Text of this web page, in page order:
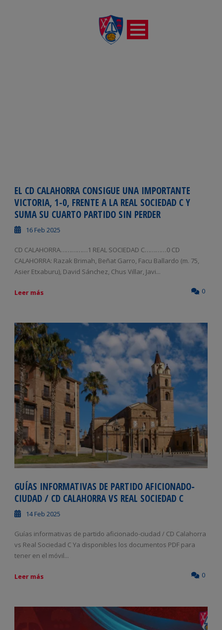
EL CD CALAHORRA CONSIGUE UNA IMPORTANTE
VICTORIA, 1-0, FRENTE A LA REAL SOCIEDAD C Y
SUMA SU CUARTO PARTIDO SIN PERDER
16 Feb 2025
CD CALAHORRA……………1 REAL SOCIEDAD C…………0 CD
CALAHORRA: Razak Brimah, Beñat Garro, Facu Ballardo (m. 75,
Asier Etxaburu), David Sánchez, Chus Villar, Javi...
Leer más 0
GUÍAS INFORMATIVAS DE PARTIDO AFICIONADO-
CIUDAD / CD CALAHORRA VS REAL SOCIEDAD C
14 Feb 2025
Guías informativas de partido aficionado-ciudad / CD Calahorra
vs Real Sociedad C Ya disponibles los documentos PDF para
tener en el móvil...
Leer más 0